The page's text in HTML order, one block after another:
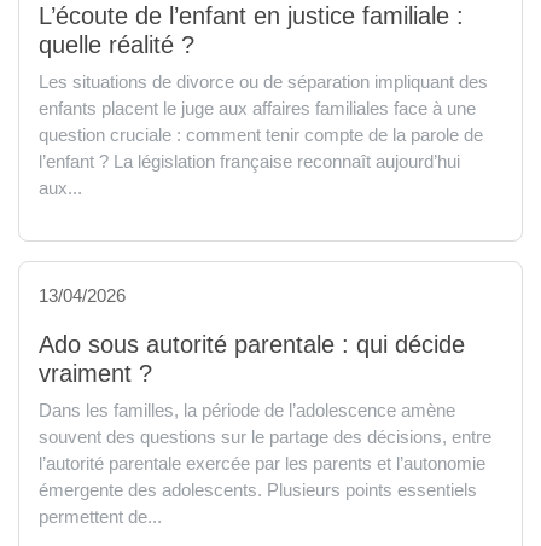
L’écoute de l’enfant en justice familiale :
quelle réalité ?
Les situations de divorce ou de séparation impliquant des
enfants placent le juge aux affaires familiales face à une
question cruciale : comment tenir compte de la parole de
l’enfant ? La législation française reconnaît aujourd’hui
aux...
13/04/2026
Ado sous autorité parentale : qui décide
vraiment ?
Dans les familles, la période de l’adolescence amène
souvent des questions sur le partage des décisions, entre
l’autorité parentale exercée par les parents et l’autonomie
émergente des adolescents. Plusieurs points essentiels
permettent de...